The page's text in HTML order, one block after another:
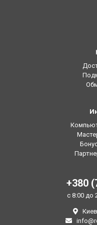
+380
с 8:00 до